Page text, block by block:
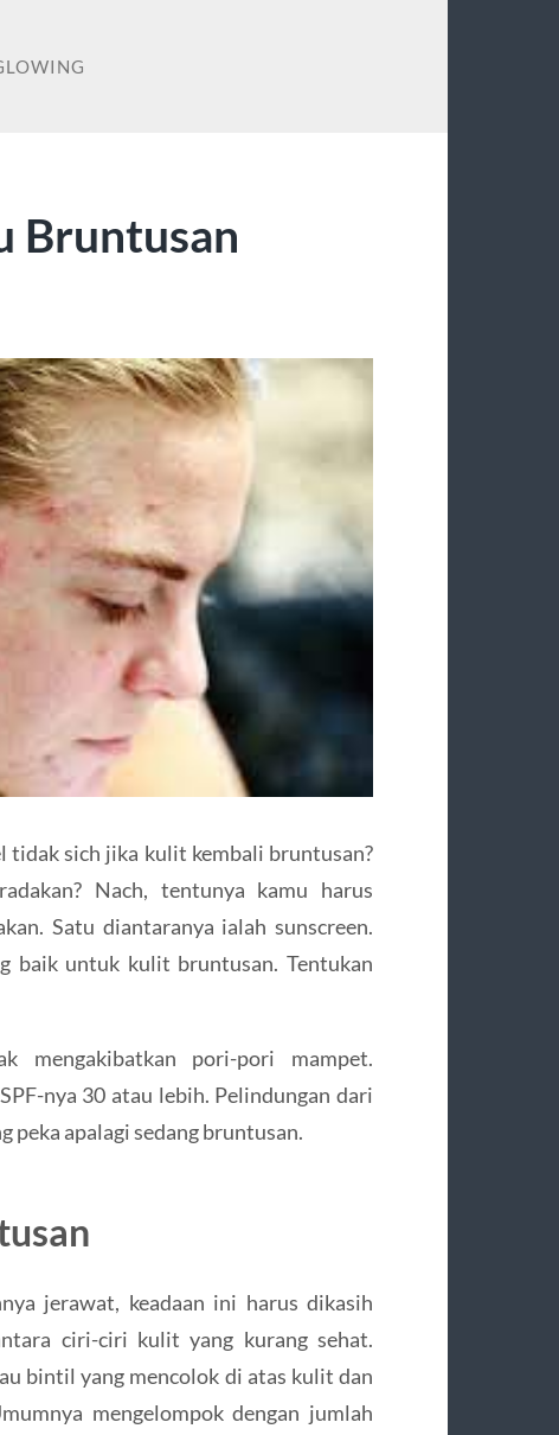
Bruntusan
tidak sich jika kulit kembali bruntusan?
Nach, tentunya kamu harus
Satu diantaranya ialah sunscreen.
baik untuk kulit bruntusan. Tentukan
mengakibatkan pori-pori mampet.
nya 30 atau lebih. Pelindungan dari
peka apalagi sedang bruntusan.
jerawat, keadaan ini harus dikasih
ciri-ciri kulit yang kurang sehat.
bintil yang mencolok di atas kulit dan
mengelompok dengan jumlah